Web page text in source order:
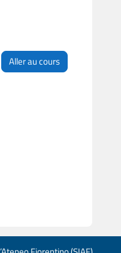
Aller au cours